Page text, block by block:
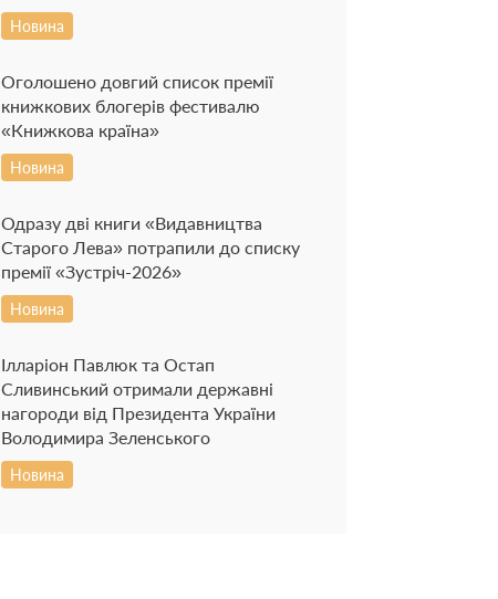
Новина
Оголошено довгий список премії
книжкових блогерів фестивалю
«Книжкова країна»
Новина
Одразу дві книги «Видавництва
Старого Лева» потрапили до списку
премії «Зустріч-2026»
Новина
Ілларіон Павлюк та Остап
Сливинський отримали державні
нагороди від Президента України
Володимира Зеленського
Новина